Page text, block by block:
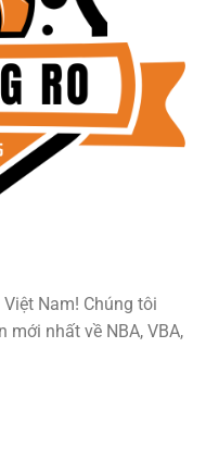
Nam! Chúng tôi
nhất về NBA, VBA,